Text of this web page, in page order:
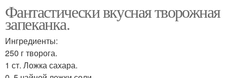
Фантастически вкусная творожная
запеканка.
Ингредиенты:
250 г творога.
1 ст. Ложка сахара.